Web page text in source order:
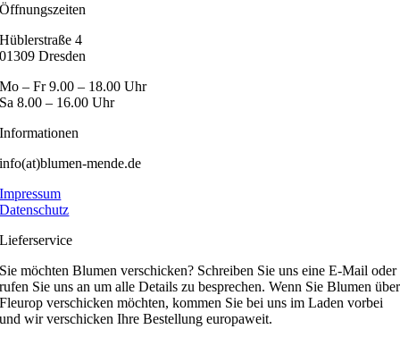
Öffnungszeiten
Hüblerstraße 4
01309 Dresden
Mo – Fr 9.00 – 18.00 Uhr
Sa 8.00 – 16.00 Uhr
Informationen
info(at)blumen-mende.de
Impressum
Datenschutz
Lieferservice
Sie möchten Blumen verschicken? Schreiben Sie uns eine E-Mail oder
rufen Sie uns an um alle Details zu besprechen. Wenn Sie Blumen über
Fleurop verschicken möchten, kommen Sie bei uns im Laden vorbei
und wir verschicken Ihre Bestellung europaweit.